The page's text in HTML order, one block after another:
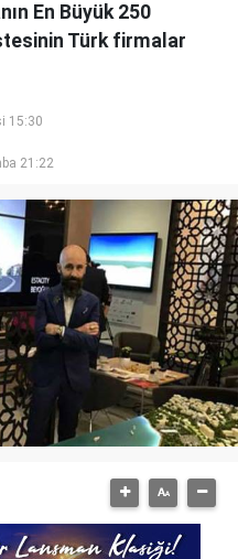
En Büyük 250
Türk firmalar
15:30
21:22